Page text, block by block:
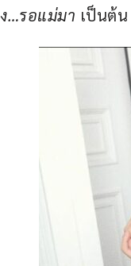
…รอแม่มา เป็นต้น